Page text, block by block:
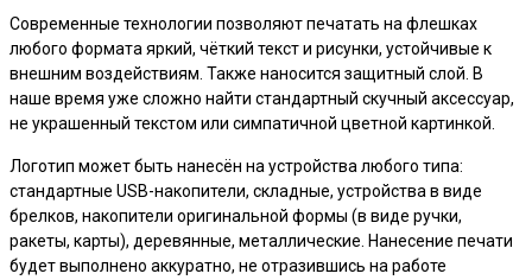
Современные технологии позволяют печатать на флешках
любого формата яркий, чёткий текст и рисунки, устойчивые к
внешним воздействиям. Также наносится защитный слой. В
наше время уже сложно найти стандартный скучный аксессуар,
не украшенный текстом или симпатичной цветной картинкой.
Логотип может быть нанесён на устройства любого типа:
стандартные USB-накопители, складные, устройства в виде
брелков, накопители оригинальной формы (в виде ручки,
ракеты, карты), деревянные, металлические. Нанесение печати
будет выполнено аккуратно, не отразившись на работе